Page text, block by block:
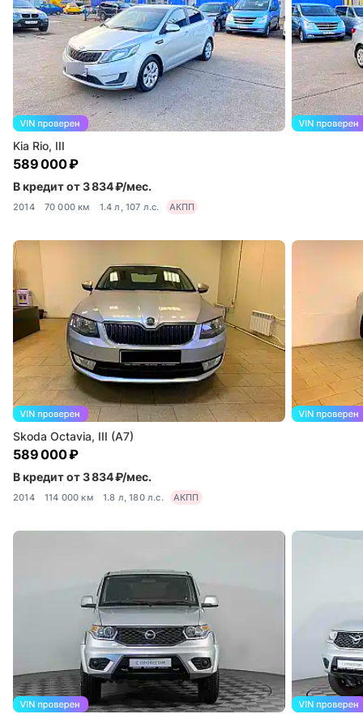
Kia Rio, III
589 000 ₽
В кредит от 3 834 ₽/мес.
2014 70 000 км 1.4 л, 107 л.с. АКПП
Skoda Octavia, III (A7)
589 000 ₽
В кредит от 3 834 ₽/мес.
2014 114 000 км 1.8 л, 180 л.с. АКПП